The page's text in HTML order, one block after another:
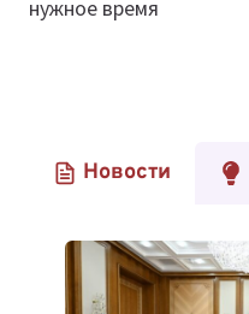
нужное время
Новости